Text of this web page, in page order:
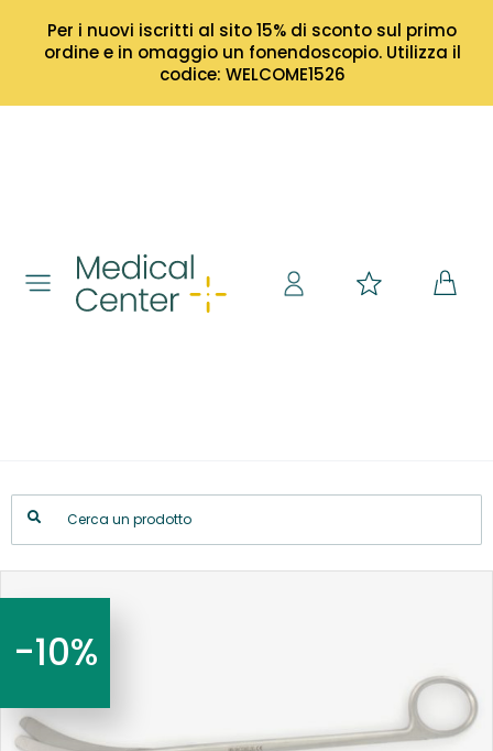
Per i nuovi iscritti al sito 15% di sconto sul primo
ordine e in omaggio un fonendoscopio. Utilizza il
codice: WELCOME1526
-10%